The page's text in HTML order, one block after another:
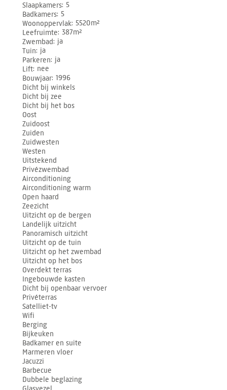
Slaapkamers 5
Badkamers 5
Woonoppervlak 5520m²
Leefruimte 387m²
Zwembad ja
Tuin ja
Parkeren ja
Lift nee
Bouwjaar 1996
Dicht bij winkels
Dicht bij zee
Dicht bij het bos
Oost
Zuidoost
Zuiden
Zuidwesten
Westen
Uitstekend
Privézwembad
Airconditioning
Airconditioning warm
Open haard
Zeezicht
Uitzicht op de bergen
Landelijk uitzicht
Panoramisch uitzicht
Uitzicht op de tuin
Uitzicht op het zwembad
Uitzicht op het bos
Overdekt terras
Ingebouwde kasten
Dicht bij openbaar vervoer
Privéterras
Satelliet-tv
Wifi
Berging
Bijkeuken
Badkamer en suite
Marmeren vloer
Jacuzzi
Barbecue
Dubbele beglazing